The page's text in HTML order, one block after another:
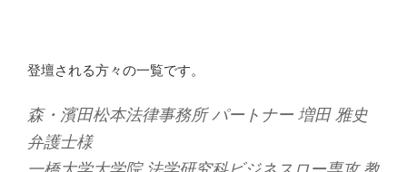
登壇される方々の一覧です。
森・濱田松本法律事務所 パートナー 増田 雅史
弁護士様